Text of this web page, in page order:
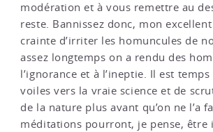
modération et à vous remettre au
reste. Bannissez donc, mon
crainte d’irriter les homuncules de
assez longtemps on a rendu des
l’ignorance et à l’ineptie. Il est temps
voiles vers la vraie science et de
de la nature plus avant qu’on ne l’a
méditations pourront, je pense, être